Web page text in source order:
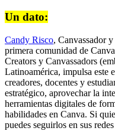
Un dato:
Candy Risco, Canvassador
primera comunidad de
Creators y Canvassadors
Latinoamérica, impulsa este
creadores, docentes y
estratégico, aprovechar la
herramientas digitales de
habilidades en Canva. Si
puedes seguirlos en sus